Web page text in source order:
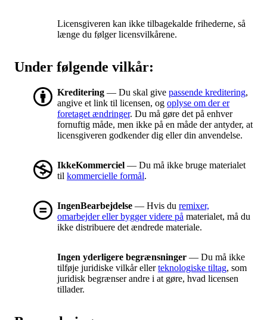
Licensgiveren kan ikke tilbagekalde frihederne, så
længe du følger licensvilkårene.
Under følgende vilkår:
Kreditering — Du skal give passende kreditering,
angive et link til licensen, og oplyse om der er
foretaget ændringer. Du må gøre det på enhver
fornuftig måde, men ikke på en måde der antyder, at
licensgiveren godkender dig eller din anvendelse.
IkkeKommerciel — Du må ikke bruge materialet
til kommercielle formål.
IngenBearbejdelse — Hvis du remixer,
omarbejder eller bygger videre på materialet, må du
ikke distribuere det ændrede materiale.
Ingen yderligere begrænsninger — Du må ikke
tilføje juridiske vilkår ellerteknologiske tiltag, som
juridisk begrænser andre i at gøre, hvad licensen
tillader.